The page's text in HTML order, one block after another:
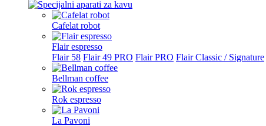
Cafelat robot
Flair espresso
Flair 58 Flair 49 PRO Flair PRO Flair Classic / Signature
Bellman coffee
Rok espresso
La Pavoni